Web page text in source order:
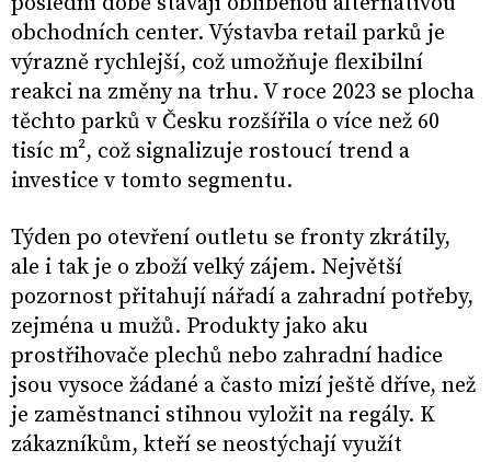
obchodních center. Výstavba retail parků je
výrazně rychlejší, což umožňuje flexibilní
reakci na změny na trhu. V roce 2023 se plocha
těchto parků v Česku rozšířila o více než 60
tisíc m², což signalizuje rostoucí trend a
investice v tomto segmentu.
Týden po otevření outletu se fronty zkrátily,
ale i tak je o zboží velký zájem. Největší
pozornost přitahují nářadí a zahradní potřeby,
zejména u mužů. Produkty jako aku
prostřihovače plechů nebo zahradní hadice
jsou vysoce žádané a často mizí ještě dříve, než
je zaměstnanci stihnou vyložit na regály. K
zákazníkům, kteří se neostýchají využít